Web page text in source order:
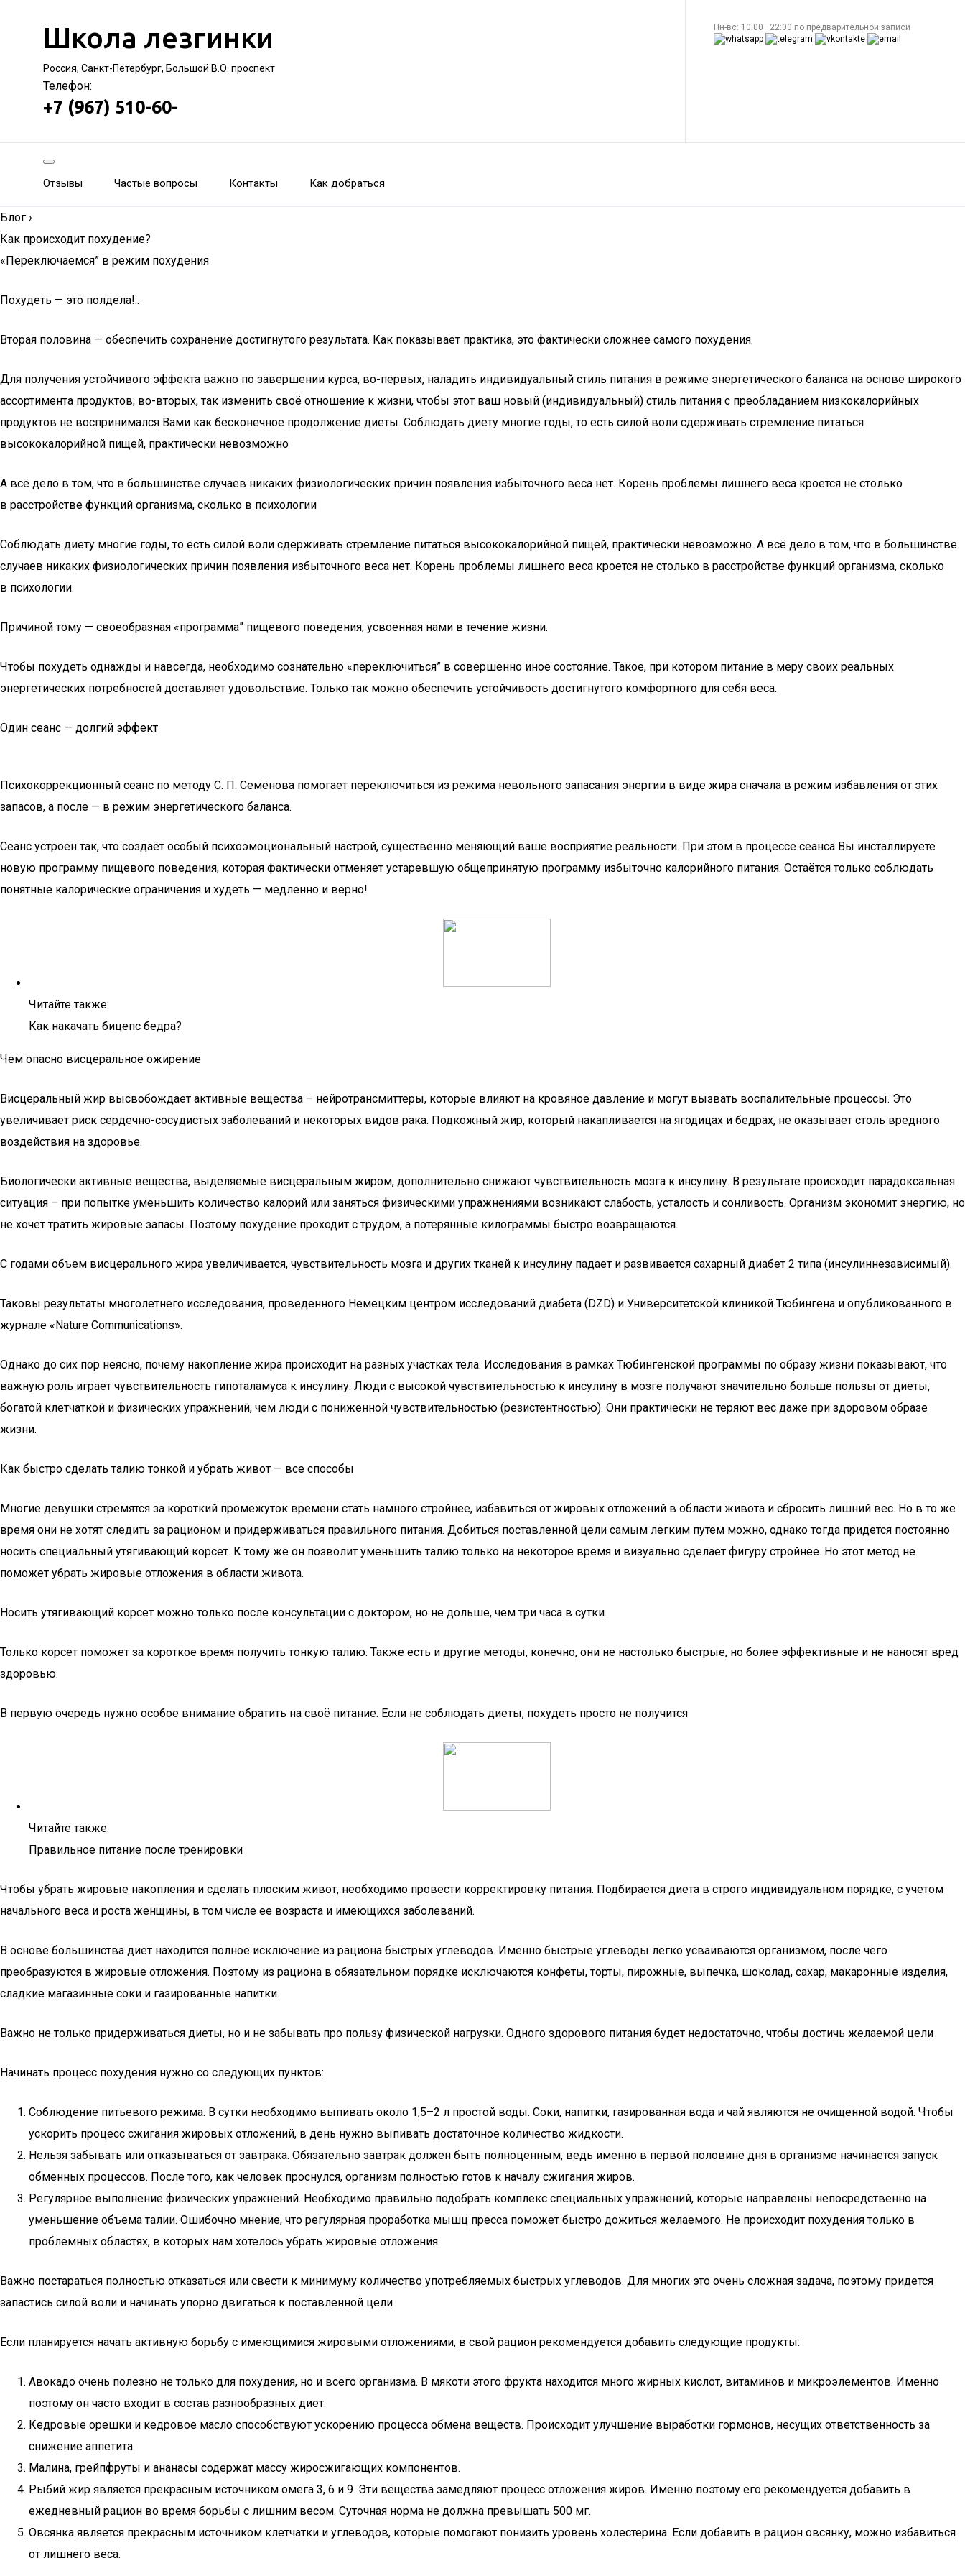
Школа лезгинки
Россия, Санкт-Петербург, Большой В.О. проспект
Телефон:
+7 (967) 510-60-
Пн-вс: 10:00—22:00 по предварительной записи
Отзывы Частые вопросы Контакты Как добраться
Блог ›
Как происходит похудение?
«Переключаемся” в режим похудения
Похудеть — это полдела!..
Вторая половина — обеспечить сохранение достигнутого результата. Как показывает практика, это фактически сложнее самого похудения.
Для получения устойчивого эффекта важно по завершении курса, во-первых, наладить индивидуальный стиль питания в режиме энергетического баланса на основе широкого
ассортимента продуктов; во-вторых, так изменить своё отношение к жизни, чтобы этот ваш новый (индивидуальный) стиль питания с преобладанием низкокалорийных
продуктов не воспринимался Вами как бесконечное продолжение диеты. Соблюдать диету многие годы, то есть силой воли сдерживать стремление питаться
высококалорийной пищей, практически невозможно
А всё дело в том, что в большинстве случаев никаких физиологических причин появления избыточного веса нет. Корень проблемы лишнего веса кроется не столько
в расстройстве функций организма, сколько в психологии
Соблюдать диету многие годы, то есть силой воли сдерживать стремление питаться высококалорийной пищей, практически невозможно. А всё дело в том, что в большинстве
случаев никаких физиологических причин появления избыточного веса нет. Корень проблемы лишнего веса кроется не столько в расстройстве функций организма, сколько
в психологии.
Причиной тому — своеобразная «программа” пищевого поведения, усвоенная нами в течение жизни.
Чтобы похудеть однажды и навсегда, необходимо сознательно «переключиться” в совершенно иное состояние. Такое, при котором питание в меру своих реальных
энергетических потребностей доставляет удовольствие. Только так можно обеспечить устойчивость достигнутого комфортного для себя веса.
Один сеанс — долгий эффект
Психокоррекционный сеанс по методу С. П. Семёнова помогает переключиться из режима невольного запасания энергии в виде жира сначала в режим избавления от этих
запасов, а после — в режим энергетического баланса.
Сеанс устроен так, что создаёт особый психоэмоциональный настрой, существенно меняющий ваше восприятие реальности. При этом в процессе сеанса Вы инсталлируете
новую программу пищевого поведения, которая фактически отменяет устаревшую общепринятую программу избыточно калорийного питания. Остаётся только соблюдать
понятные калорические ограничения и худеть — медленно и верно!
Читайте также:
Как накачать бицепс бедра?
Чем опасно висцеральное ожирение
Висцеральный жир высвобождает активные вещества – нейротрансмиттеры, которые влияют на кровяное давление и могут вызвать воспалительные процессы. Это
увеличивает риск сердечно-сосудистых заболеваний и некоторых видов рака. Подкожный жир, который накапливается на ягодицах и бедрах, не оказывает столь вредного
воздействия на здоровье.
Биологически активные вещества, выделяемые висцеральным жиром, дополнительно снижают чувствительность мозга к инсулину. В результате происходит парадоксальная
ситуация – при попытке уменьшить количество калорий или заняться физическими упражнениями возникают слабость, усталость и сонливость. Организм экономит энергию, но
не хочет тратить жировые запасы. Поэтому похудение проходит с трудом, а потерянные килограммы быстро возвращаются.
С годами объем висцерального жира увеличивается, чувствительность мозга и других тканей к инсулину падает и развивается сахарный диабет 2 типа (инсулиннезависимый).
Таковы результаты многолетнего исследования, проведенного Немецким центром исследований диабета (DZD) и Университетской клиникой Тюбингена и опубликованного в
журнале «Nature Communications».
Однако до сих пор неясно, почему накопление жира происходит на разных участках тела. Исследования в рамках Тюбингенской программы по образу жизни показывают, что
важную роль играет чувствительность гипоталамуса к инсулину. Люди с высокой чувствительностью к инсулину в мозге получают значительно больше пользы от диеты,
богатой клетчаткой и физических упражнений, чем люди с пониженной чувствительностью (резистентностью). Они практически не теряют вес даже при здоровом образе
жизни.
Как быстро сделать талию тонкой и убрать живот — все способы
Многие девушки стремятся за короткий промежуток времени стать намного стройнее, избавиться от жировых отложений в области живота и сбросить лишний вес. Но в то же
время они не хотят следить за рационом и придерживаться правильного питания. Добиться поставленной цели самым легким путем можно, однако тогда придется постоянно
носить специальный утягивающий корсет. К тому же он позволит уменьшить талию только на некоторое время и визуально сделает фигуру стройнее. Но этот метод не
поможет убрать жировые отложения в области живота.
Носить утягивающий корсет можно только после консультации с доктором, но не дольше, чем три часа в сутки.
Только корсет поможет за короткое время получить тонкую талию. Также есть и другие методы, конечно, они не настолько быстрые, но более эффективные и не наносят вред
здоровью.
В первую очередь нужно особое внимание обратить на своё питание. Если не соблюдать диеты, похудеть просто не получится
Читайте также:
Правильное питание после тренировки
Чтобы убрать жировые накопления и сделать плоским живот, необходимо провести корректировку питания. Подбирается диета в строго индивидуальном порядке, с учетом
начального веса и роста женщины, в том числе ее возраста и имеющихся заболеваний.
В основе большинства диет находится полное исключение из рациона быстрых углеводов. Именно быстрые углеводы легко усваиваются организмом, после чего
преобразуются в жировые отложения. Поэтому из рациона в обязательном порядке исключаются конфеты, торты, пирожные, выпечка, шоколад, сахар, макаронные изделия,
сладкие магазинные соки и газированные напитки.
Важно не только придерживаться диеты, но и не забывать про пользу физической нагрузки. Одного здорового питания будет недостаточно, чтобы достичь желаемой цели
Начинать процесс похудения нужно со следующих пунктов:
Соблюдение питьевого режима. В сутки необходимо выпивать около 1,5–2 л простой воды. Соки, напитки, газированная вода и чай являются не очищенной водой. Чтобы
ускорить процесс сжигания жировых отложений, в день нужно выпивать достаточное количество жидкости.
Нельзя забывать или отказываться от завтрака. Обязательно завтрак должен быть полноценным, ведь именно в первой половине дня в организме начинается запуск
обменных процессов. После того, как человек проснулся, организм полностью готов к началу сжигания жиров.
Регулярное выполнение физических упражнений. Необходимо правильно подобрать комплекс специальных упражнений, которые направлены непосредственно на
уменьшение объема талии. Ошибочно мнение, что регулярная проработка мышц пресса поможет быстро дожиться желаемого. Не происходит похудения только в
проблемных областях, в которых нам хотелось убрать жировые отложения.
Важно постараться полностью отказаться или свести к минимуму количество употребляемых быстрых углеводов. Для многих это очень сложная задача, поэтому придется
запастись силой воли и начинать упорно двигаться к поставленной цели
Если планируется начать активную борьбу с имеющимися жировыми отложениями, в свой рацион рекомендуется добавить следующие продукты:
Авокадо очень полезно не только для похудения, но и всего организма. В мякоти этого фрукта находится много жирных кислот, витаминов и микроэлементов. Именно
поэтому он часто входит в состав разнообразных диет.
Кедровые орешки и кедровое масло способствуют ускорению процесса обмена веществ. Происходит улучшение выработки гормонов, несущих ответственность за
снижение аппетита.
Малина, грейпфруты и ананасы содержат массу жиросжигающих компонентов.
Рыбий жир является прекрасным источником омега 3, 6 и 9. Эти вещества замедляют процесс отложения жиров. Именно поэтому его рекомендуется добавить в
ежедневный рацион во время борьбы с лишним весом. Суточная норма не должна превышать 500 мг.
Овсянка является прекрасным источником клетчатки и углеводов, которые помогают понизить уровень холестерина. Если добавить в рацион овсянку, можно избавиться
от лишнего веса.